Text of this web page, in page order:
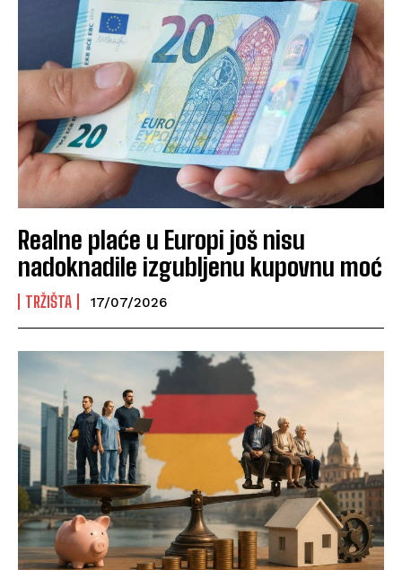
Realne plaće u Europi još nisu
nadoknadile izgubljenu kupovnu moć
TRŽIŠTA 17/07/2026